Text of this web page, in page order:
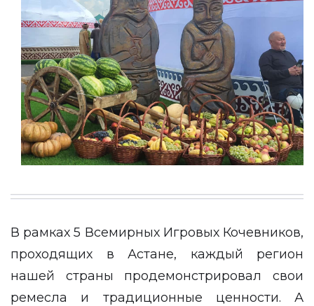
В рамках 5 Всемирных Игровых Кочевников,
проходящих в Астане, каждый регион
нашей страны продемонстрировал свои
ремесла и традиционные ценности. А